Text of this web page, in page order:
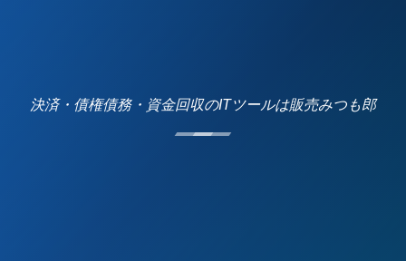
決済・債権債務・資金回収のITツールは販売みつも郎